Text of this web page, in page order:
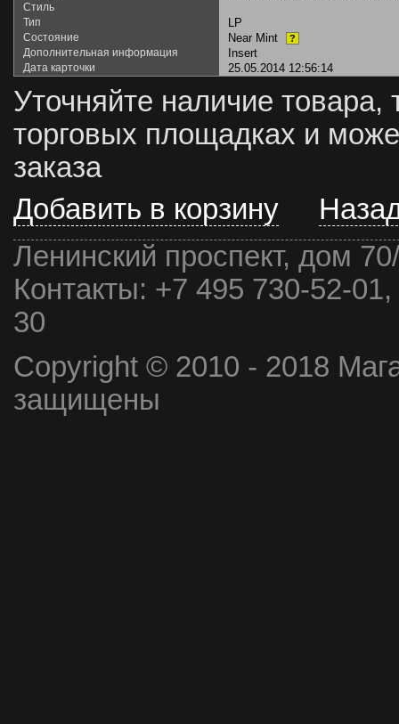
Стиль
Тип
LP
Состояние Near Mint ?
Дополнительная информация Insert
Дата карточки 25.05.2014 12:56:14
Уточняйте наличие товара,
торговых площадках и
заказа
Добавить в корзину
Ленинский проспект, дом
Контакты: +7 495 730-52-
30
Copyright © 2010 - 2018
защищены